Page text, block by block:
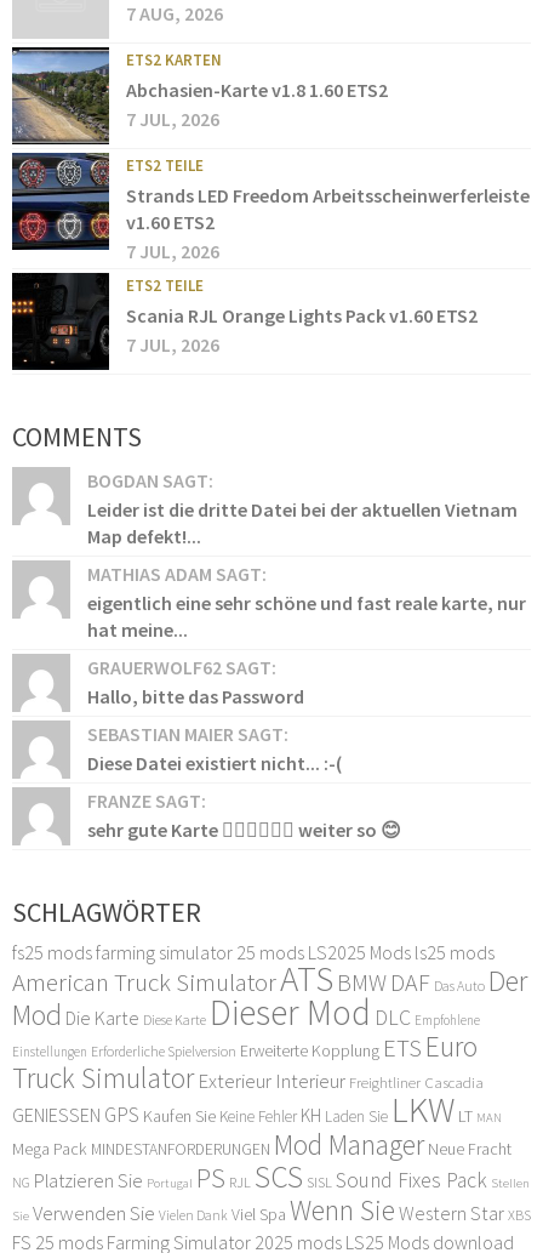
7 AUG, 2026
ETS2 KARTEN
Abchasien-Karte v1.8 1.60 ETS2
7 JUL, 2026
ETS2 TEILE
Strands LED Freedom Arbeitsscheinwerferleiste
v1.60 ETS2
7 JUL, 2026
ETS2 TEILE
Scania RJL Orange Lights Pack v1.60 ETS2
7 JUL, 2026
COMMENTS
BOGDAN SAGT:
Leider ist die dritte Datei bei der aktuellen Vietnam
Map defekt!...
MATHIAS ADAM SAGT:
eigentlich eine sehr schöne und fast reale karte, nur
hat meine...
GRAUERWOLF62 SAGT:
Hallo, bitte das Password
SEBASTIAN MAIER SAGT:
Diese Datei existiert nicht... :-(
FRANZE SAGT:
sehr gute Karte 👍🏻👍🏻👍🏻 weiter so 😊
SCHLAGWÖRTER
fs25 modsfarming simulator 25 mods LS2025 Mods ls25 mods
American Truck SimulatorATS BMW DAF Das Auto Der
Mod Die Karte Diese Karte Dieser Mod DLC Empfohlene
Einstellungen Erforderliche Spielversion Erweiterte Kopplung ETS Euro
Truck Simulator Exterieur Interieur Freightliner Cascadia
GENIESSEN GPS Kaufen Sie Keine Fehler KH Laden Sie LKW LT MAN
Mega Pack MINDESTANFORDERUNGEN Mod Manager Neue Fracht
NG Platzieren Sie Portugal PS RJL SCS SISLSound Fixes Pack Stellen
Sie Verwenden Sie Vielen Dank Viel Spa Wenn Sie Western Star XBS
FS 25 mods Farming Simulator 2025 mods LS25 Mods download